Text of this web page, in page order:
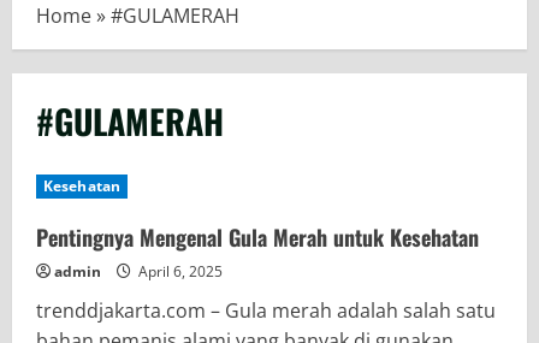
Home»#GULAMERAH
#GULAMERAH
Kesehatan
Pentingnya Mengenal Gula Merah untuk Kesehatan
admin April 6, 2025
trenddjakarta.com – Gula merah adalah salah satu